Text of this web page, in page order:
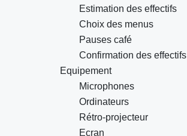
Estimation des effectifs
Choix des menus
Pauses café
Confirmation des effectifs
Equipement
Microphones
Ordinateurs
Rétro-projecteur
Ecran